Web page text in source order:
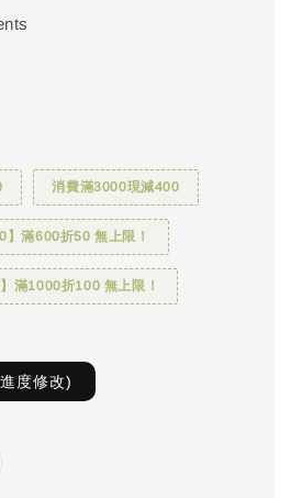
消費滿3000現減400
滿600折50 無上限！
滿1000折100 無上限！
度修改)